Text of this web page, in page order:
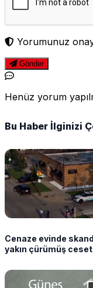
Yorumunuz
Gönder
Henüz yorum
Bu Haber İlginizi
Cenaze evinde
yakın çürümüş ceset